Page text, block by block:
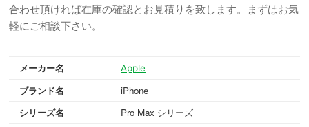
合わせ頂ければ在庫の確認とお見積りを致します。まずはお気
軽にご相談下さい。
メーカー名 Apple
ブランド名
iPhone
シリーズ名
Pro Max シリーズ